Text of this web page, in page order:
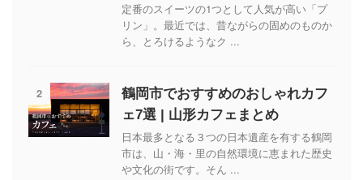
定番のスイーツの1つとして人気が高い「プ
リン」。最近では、昔ながらの固めのものか
ら、とろけるようなク ...
2
鶴岡市でおすすめのおしゃれカフ
ェ7選 | 山形カフェまとめ
日本最多となる３つの日本遺産を有する鶴岡
市は、山・海・里の自然環境に恵まれた歴史
や文化の街です。そん ...